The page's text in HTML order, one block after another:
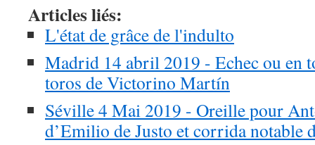
Articles liés:
L'état de grâce de l'indulto
Madrid 14 abril 2019 - Echec ou en
toros de Victorino Martín
Séville 4 Mai 2019 - Oreille pour
d’Emilio de Justo et corrida